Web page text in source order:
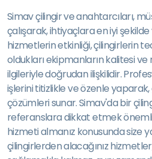
Simav çilingir ve anahtarcıları,
çalışarak, ihtiyaçlara en iyi şekilde
hizmetlerin etkinliği, çilingirlerin
oldukları ekipmanların kalitesi
ilgileriyle doğrudan ilişkilidir.
işlerini titizlikle ve özenle yaparak,
çözümleri sunar. Simav'da bir
referanslara dikkat etmek
hizmeti almanız konusunda size
çilingirlerden alacağınız